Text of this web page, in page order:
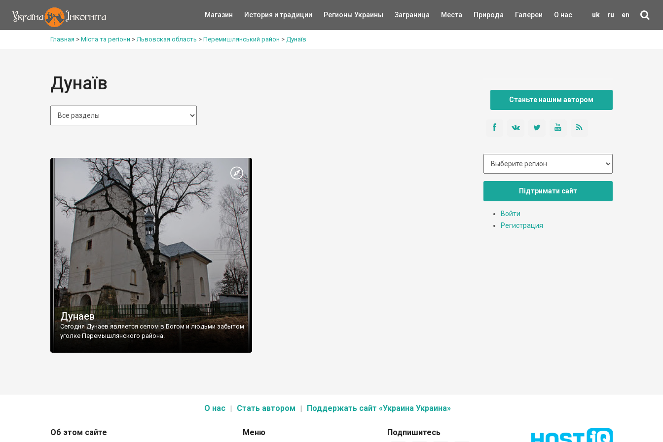
uk ru en
Магазин История и традиции Регионы Украины Заграница Места Природа Галереи О нас
Главная > Міста та регіони >Львовская область > Перемишлянський район > Дунаїв
Дунаїв
Дунаев
Сегодня Дунаев является селом в Богом и людьми забытом
уголке Перемышлянского района.
Станьте нашим автором
Підтримати сайт
Войти
Регистрация
О нас Стать автором Поддержать сайт «Украина Украина»
Об этом сайте Меню Подпишитесь